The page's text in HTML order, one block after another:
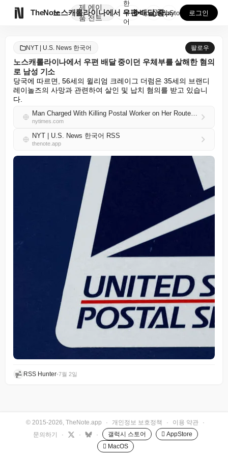
TheNote
제
품
에이
전트
노스캐롤라이나에서 우편 배달 중이던 우체부를 살해한 혐...
한
국
어
GooglePlay
AppStore 로그인
NYT | U.S. News 한국어 팔로우
노스캐롤라이나에서 우편 배달 중이던 우체부를 살해한 혐의
로 남성 기소
당국에 따르면, 56세의 윌리엄 크레이그 더럼은 35세의 브랜디
레이놀즈의 사망과 관련하여 살인 및 납치 혐의를 받고 있습니
다.
Man Charged With Killing Postal Worker on Her Route in North Carolina
nytimes.com
NYT | U.S. News 한국어 RSS
thenote.app
RSS Hunter•7월 2일
© 2015-2026, TheNote.app · 개인정보 보호정책 · 이용 약관
·
문의하기
· · · 갤럭시 스토어
 AppStore
 MacOS